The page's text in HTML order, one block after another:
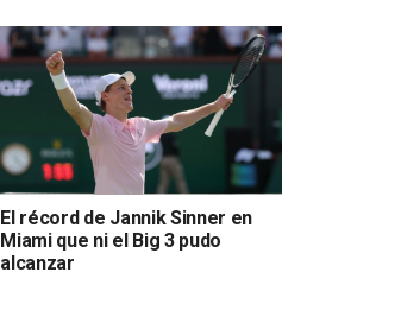
El récord de Jannik Sinner en
Miami que ni el Big 3 pudo
alcanzar